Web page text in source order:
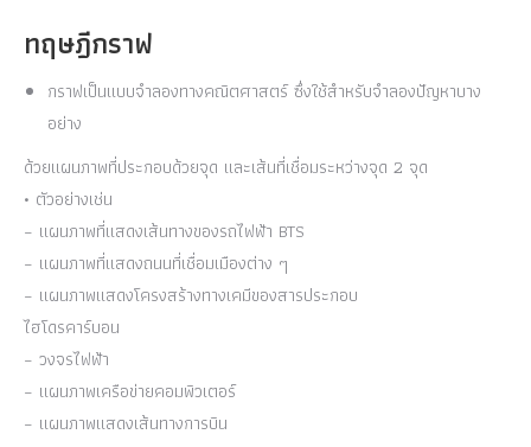
ทฤษฎีกราฟ
กราฟเป็นแบบจำลองทางคณิตศาสตร์ ซึ่งใช้สำหรับจำลองปัญหาบาง
อย่าง
ด้วยแผนภาพที่ประกอบด้วยจุด และเส้นที่เชื่อมระหว่างจุด 2 จุด
• ตัวอย่างเช่น
– แผนภาพที่แสดงเส้นทางของรถไฟฟ้า BTS
– แผนภาพที่แสดงถนนที่เชื่อมเมืองต่าง ๆ
– แผนภาพแสดงโครงสร้างทางเคมีของสารประกอบ
ไฮโดรคาร์บอน
– วงจรไฟฟ้า
– แผนภาพเครือข่ายคอมพิวเตอร์
– แผนภาพแสดงเส้นทางการบิน